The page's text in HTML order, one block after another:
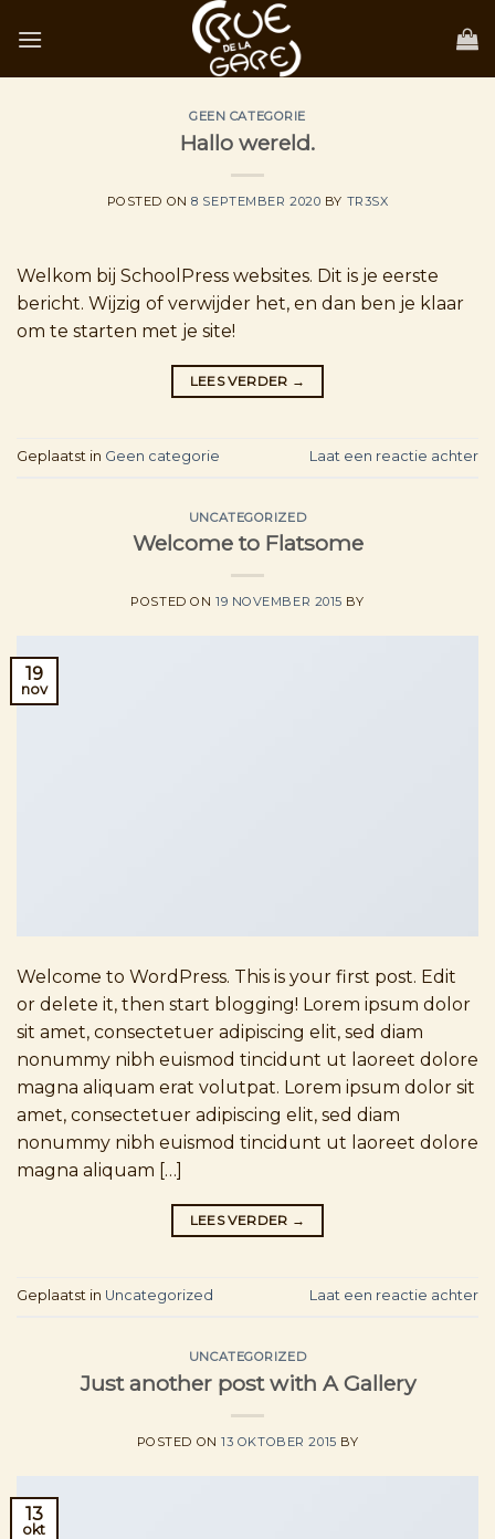
GEEN CATEGORIE
Hallo wereld.
POSTED ON8 SEPTEMBER 2020 BY TR3SX
Welkom bij SchoolPress websites. Dit is je eerste
bericht. Wijzig of verwijder het, en dan ben je klaar
om te starten met je site!
LEES VERDER →
Geplaatst in Geen categorie Laat een reactie achter
UNCATEGORIZED
Welcome to Flatsome
POSTED ON 19 NOVEMBER 2015 BY
19
nov
Welcome to WordPress. This is your first post. Edit
or delete it, then start blogging! Lorem ipsum dolor
sit amet, consectetuer adipiscing elit, sed diam
nonummy nibh euismod tincidunt ut laoreet dolore
magna aliquam erat volutpat. Lorem ipsum dolor sit
amet, consectetuer adipiscing elit, sed diam
nonummy nibh euismod tincidunt ut laoreet dolore
magna aliquam […]
LEES VERDER →
Geplaatst in Uncategorized Laat een reactie achter
UNCATEGORIZED
Just another post with A Gallery
POSTED ON13 OKTOBER 2015 BY
13
okt